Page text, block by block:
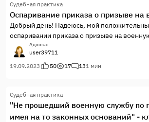
получения социальных выплат и
правовых вопросов, связанных с гибелью
Судебная практика
Оспаривание приказа о призыве на
Добрый день! Надеюсь, мой
оспаривании приказа о призыве на
оптимизма в ряды призывников.
на руках уже имея приказ военного
на военную службу, с установленной
Адвокат
user39711
19.09.2023
50 17 131 мин
Судебная практика
"Не прошедший военную службу по
имея на то законных оснований" -